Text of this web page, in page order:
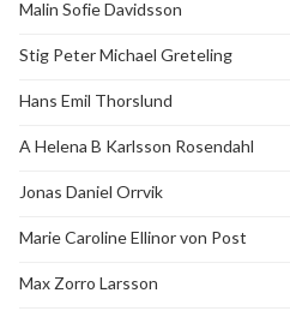
Malin Sofie Davidsson
Stig Peter Michael Greteling
Hans Emil Thorslund
A Helena B Karlsson Rosendahl
Jonas Daniel Orrvik
Marie Caroline Ellinor von Post
Max Zorro Larsson